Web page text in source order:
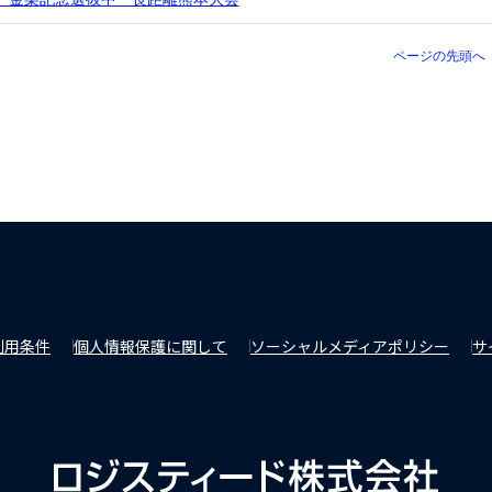
ページの先頭へ
条件 個人情報保護に関して ソーシャルメディアポリシー